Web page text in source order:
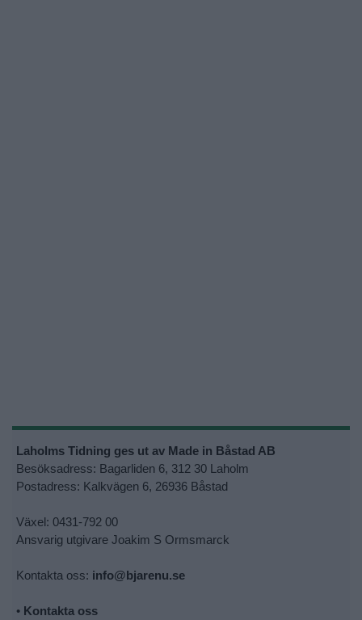
Laholms Tidning ges ut av Made in Båstad AB
Besöksadress: Bagarliden 6, 312 30 Laholm
Postadress: Kalkvägen 6, 26936 Båstad
Växel: 0431-792 00
Ansvarig utgivare Joakim S Ormsmarck
Kontakta oss: info@bjarenu.se
• Kontakta oss